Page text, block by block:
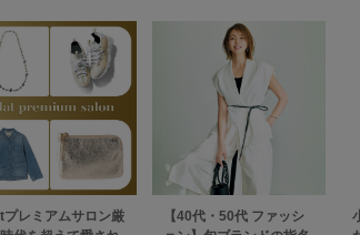
レミアムサロン厳
【40代・50代 ファッシ